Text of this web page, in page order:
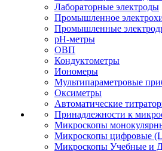
Лабораторные электроды
Промышленное
Промышленные
pH-метры
ОВП
Кондуктометры
Иономеры
Мультипараметровые
Оксиметры
Автоматические
Принадлежности к
Микроскопы
Микроскопы цифровые
Микроскопы Учебные и